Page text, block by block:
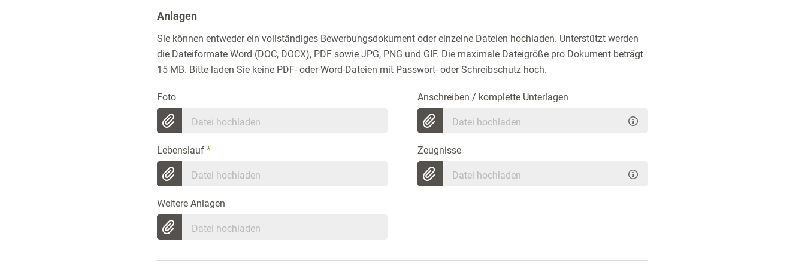
Anlagen
Sie können entweder ein vollständiges Bewerbungsdokument oder einzelne Dateien hochladen. Unterstützt werden
die Dateiformate Word (DOC, DOCX), PDF sowie JPG, PNG und GIF. Die maximale Dateigröße pro Dokument beträgt
15 MB. Bitte laden Sie keine PDF- oder Word-Dateien mit Passwort- oder Schreibschutz hoch.
Foto
Datei hochladen
Anschreiben / komplette Unterlagen
Datei hochladen
Lebenslauf*
Datei hochladen
Zeugnisse
Datei hochladen
Weitere Anlagen
Datei hochladen